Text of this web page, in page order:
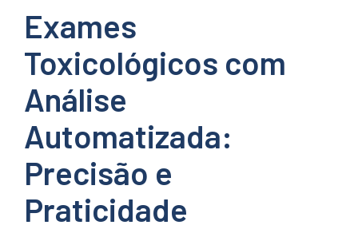
Exames
Toxicológicos com
Análise
Automatizada:
Precisão e
Praticidade